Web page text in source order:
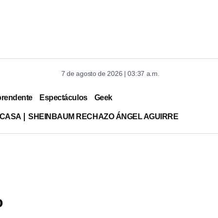
7 de agosto de 2026 | 03:37 a.m.
Espectáculos Geek
SHEINBAUM RECHAZO ÁNGEL AGUIRRE